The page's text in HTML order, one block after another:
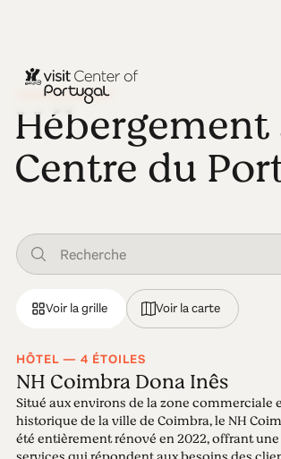
HÉBERGEMENT
Hébergement
Centre du
Voir la grille Voir la carte
HÔTEL — 4 ÉTOILES
NH Coimbra Dona Inês
Situé aux environs de la zone commerciale
historique de la ville de Coimbra, le NH
été entièrement rénové en 2022, offrant